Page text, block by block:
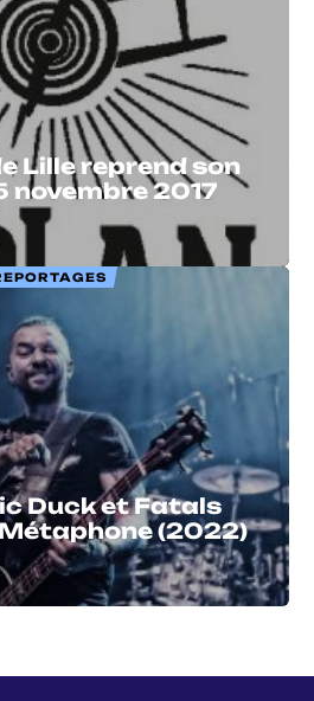
Lille reprend son
novembre 2017
Duck et Fatals
(2022)